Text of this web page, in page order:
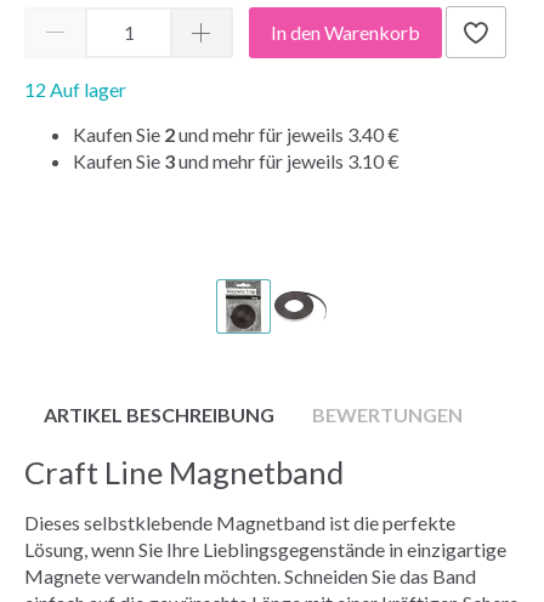
In den Warenkorb
12 Auf lager
Kaufen Sie 2und mehr für jeweils 3.40 €
Kaufen Sie 3und mehr für jeweils 3.10 €
ARTIKEL BESCHREIBUNG BEWERTUNGEN
Craft Line Magnetband
Dieses selbstklebende Magnetband ist die perfekte
Lösung, wenn Sie Ihre Lieblingsgegenstände in einzigartige
Magnete verwandeln möchten. Schneiden Sie das Band